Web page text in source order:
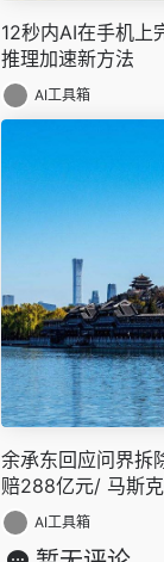
12秒内AI在手机上
推理加速新方法
AI工具箱
余承东回应问界拆
赔288亿元/ 马斯
多新鲜事在此
AI工具箱